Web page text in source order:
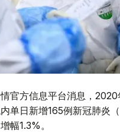
官方信息平台消息，2020
单日新增165例新冠肺炎
幅1.3%。